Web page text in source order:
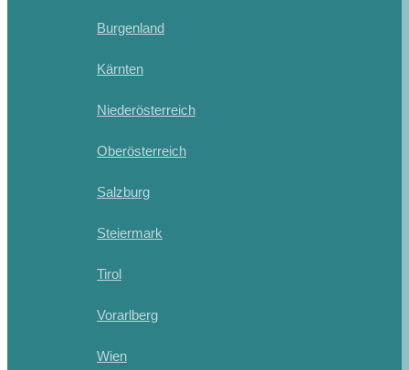
Burgenland
Kärnten
Niederösterreich
Oberösterreich
Salzburg
Steiermark
Tirol
Vorarlberg
Wien